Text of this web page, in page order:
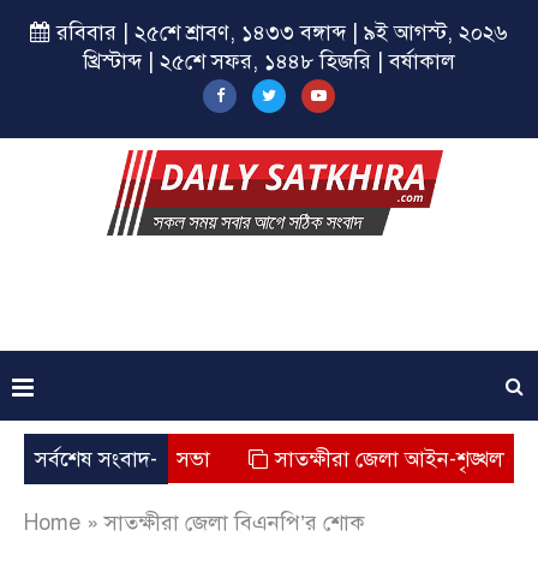
রবিবার | ২৫শে শ্রাবণ, ১৪৩৩ বঙ্গাব্দ | ৯ই আগস্ট, ২০২৬
খ্রিস্টাব্দ | ২৫শে সফর, ১৪৪৮ হিজরি | বর্ষাকাল
সর্বশেষ সংবাদ-
সমাপনী সভা সাতক্ষীরা জেলা আইন-শৃঙ্খলা বিষয়ক
Home »সাতক্ষীরা জেলা বিএনপি’র শোক